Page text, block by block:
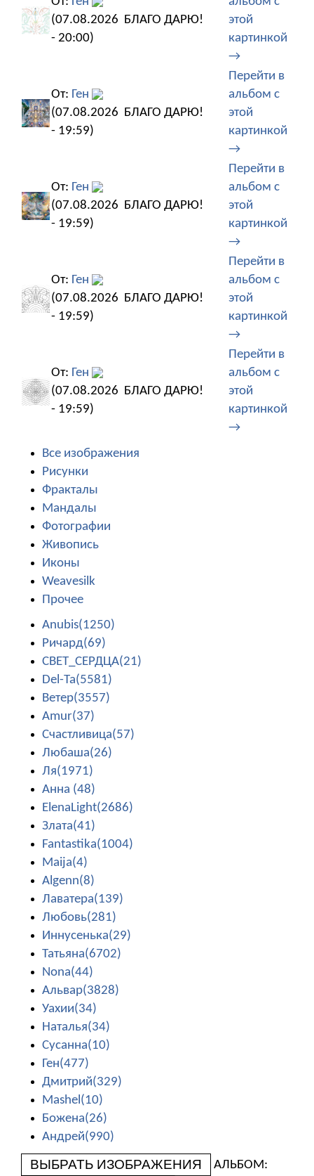
(07.08.2026
- 20:00)
БЛАГО ДАРЮ!
этой
картинкой
→
От: Ген
(07.08.2026
- 19:59)
БЛАГО ДАРЮ!
Перейти в
альбом с
этой
картинкой
→
От: Ген
(07.08.2026
- 19:59)
БЛАГО ДАРЮ!
Перейти в
альбом с
этой
картинкой
→
От: Ген
(07.08.2026
- 19:59)
БЛАГО ДАРЮ!
Перейти в
альбом с
этой
картинкой
→
От: Ген
(07.08.2026
- 19:59)
БЛАГО ДАРЮ!
Перейти в
альбом с
этой
картинкой
→
Все изображения
Рисунки
Фракталы
Мандалы
Фотографии
Живопись
Иконы
Weavesilk
Прочее
Anubis(1250)
Ричард(69)
СВЕТ_СЕРДЦА(21)
Del-Ta(5581)
Ветер(3557)
Amur(37)
Счастливица(57)
Любаша(26)
Ля(1971)
Анна (48)
ElenaLight(2686)
Злата(41)
Fantastika(1004)
Maija(4)
Algenn(8)
Лаватера(139)
Любовь(281)
Иннусенька(29)
Татьяна(6702)
Nona(44)
Альвар(3828)
Уахии(34)
Наталья(34)
Сусанна(10)
Ген(477)
Дмитрий(329)
Mashel(10)
Божена(26)
Андрей(990)
ВЫБРАТЬ ИЗОБРАЖЕНИЯ АЛЬБОМ: